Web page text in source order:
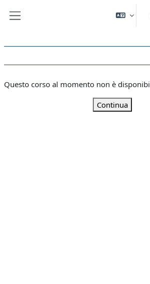
Questo corso al momento non è
Continua